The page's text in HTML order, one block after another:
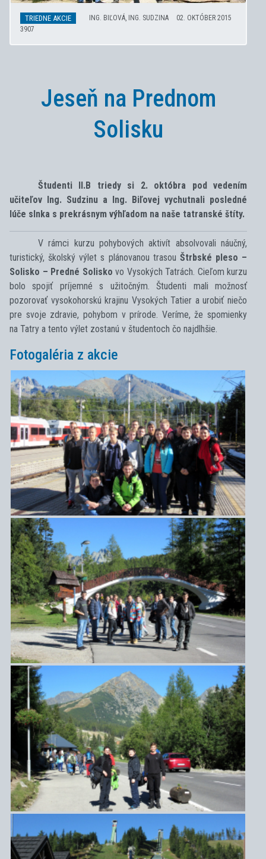
TRIEDNE AKCIE ING. BIĽOVÁ, ING. SUDZINA
02. OKTÓBER 2015
3907
Jeseň na Prednom
Solisku
Študenti II.B triedy si 2. októbra pod vedením
učiteľov Ing. Sudzinu a Ing. Biľovej vychutnali posledné
lúče slnka s prekrásnym výhľadom na naše tatranské štíty.
V rámci kurzu pohybových aktivít absolvovali náučný,
turistický, školský výlet s plánovanou trasou Štrbské pleso –
Solisko – Predné Solisko vo Vysokých Tatrách. Cieľom kurzu
bolo spojiť príjemné s užitočným. Študenti mali možnosť
pozorovať vysokohorskú krajinu Vysokých Tatier a urobiť niečo
pre svoje zdravie, pohybom v prírode. Veríme, že spomienky
na Tatry a tento výlet zostanú v študentoch čo najdlhšie.
Fotogaléria z akcie